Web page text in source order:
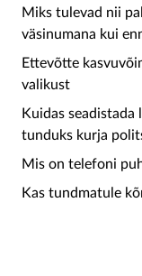
Miks tulevad nii
väsinumana kui
Ettevõtte
valikust
Kuidas
tunduks kurja
Mis on telefoni
Kas tundmatule